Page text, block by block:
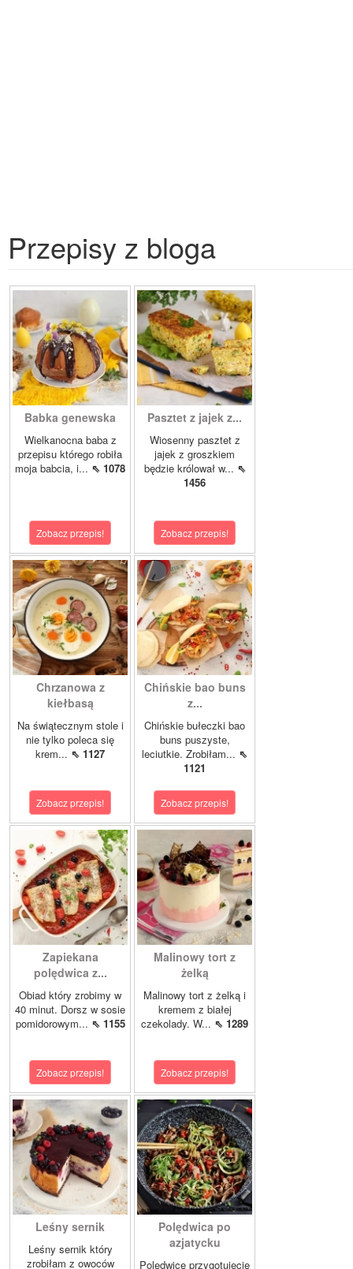
Przepisy z bloga
Babka genewska
Wielkanocna baba z
przepisu którego robiła
moja babcia, i... ⇖ 1078
Zobacz przepis!
Pasztet z jajek z...
Wiosenny pasztet z
jajek z groszkiem
będzie królował w... ⇖
1456
Zobacz przepis!
Chrzanowa z
kiełbasą
Na świątecznym stole i
nie tylko poleca się
krem... ⇖ 1127
Zobacz przepis!
Chińskie bao buns
z...
Chińskie bułeczki bao
buns puszyste,
leciutkie. Zrobiłam... ⇖
1121
Zobacz przepis!
Zapiekana
polędwica z...
Obiad który zrobimy w
40 minut. Dorsz w sosie
pomidorowym... ⇖ 1155
Zobacz przepis!
Malinowy tort z
żelką
Malinowy tort z żelką i
kremem z białej
czekolady. W... ⇖ 1289
Zobacz przepis!
Leśny sernik
Leśny sernik który
zrobiłam z owoców
Polędwica po
azjatycku
Polędwicę przygotujecie